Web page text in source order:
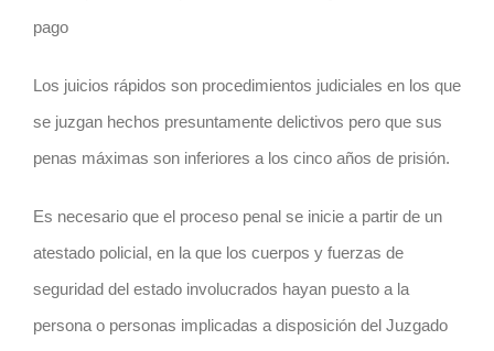
pago
Los juicios rápidos son procedimientos judiciales en los que
se juzgan hechos presuntamente delictivos pero que sus
penas máximas son inferiores a los cinco años de prisión.
Es necesario que el proceso penal se inicie a partir de un
atestado policial, en la que los cuerpos y fuerzas de
seguridad del estado involucrados hayan puesto a la
persona o personas implicadas a disposición del Juzgado